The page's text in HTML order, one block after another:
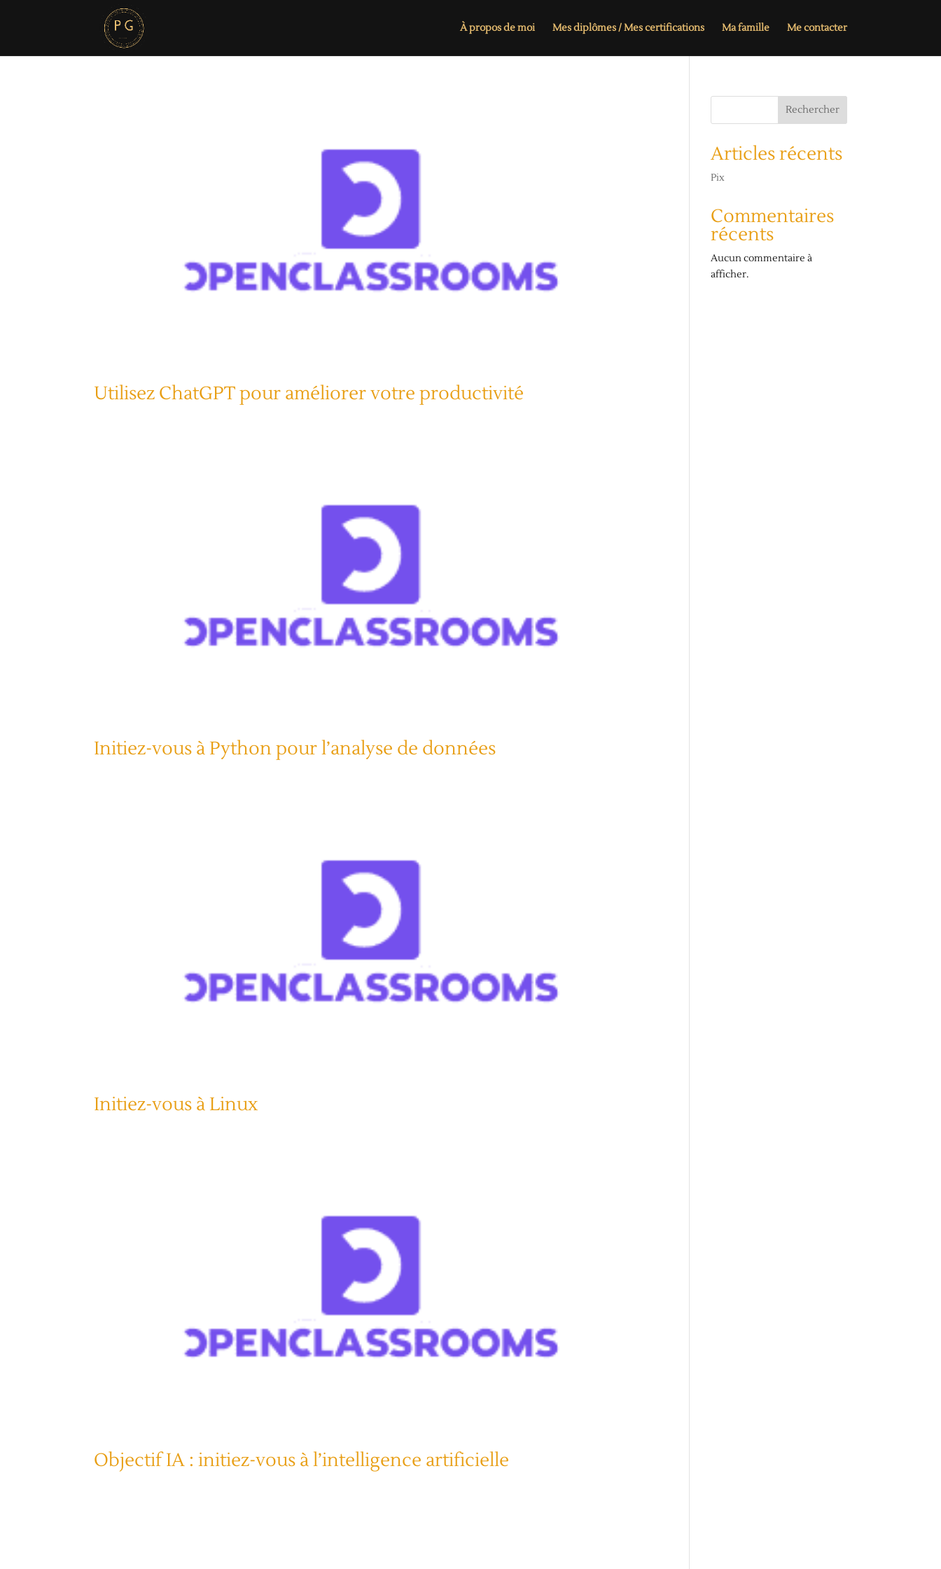
À propos de moi Mes diplômes / Mes certifications Ma famille Me contacter
Utilisez ChatGPT pour améliorer votre productivité
Initiez-vous à Python pour l’analyse de données
Initiez-vous à Linux
Objectif IA : initiez-vous à l’intelligence artificielle
Rechercher
Articles récents
Pix
Commentaires
récents
Aucun commentaire à
afficher.